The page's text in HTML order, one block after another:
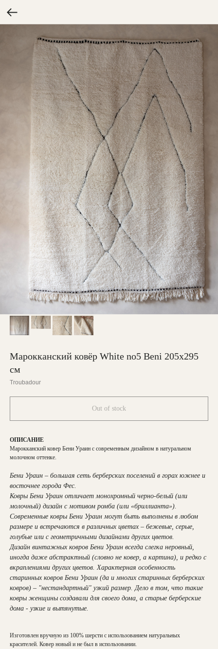
Марокканский ковёр White no5 Beni 205х295
см
Troubadour
Out of stock
ОПИСАНИЕ
Марокканский ковер Бени Ураин с современным дизайном в натуральном
молочном оттенке.
Бени Ураин – большая сеть берберских поселений в горах южнее и
восточнее города Фес.
Ковры Бени Ураин отличает монохромный черно-белый (или
молочный) дизайн с мотивом ромба (или «бриллианта»).
Современные ковры Бени Ураин могут быть выполнены в любом
размере и встречаются в различных цветах – бежевые, серые,
голубые или с геометричными дизайнами других цветов.
Дизайн винтажных ковров Бени Ураин всегда слегка неровный,
иногда даже абстрактный (словно не ковер, а картина), и редко с
вкраплениями других цветов. Характерная особенность
старинных ковров Бени Ураин (да и многих старинных берберских
ковров) – "нестандартный" узкий размер. Дело в том, что такие
ковры женщины создавали для своего дома, а старые берберские
дома - узкие и вытянутые.
Изготовлен вручную из 100% шерсти с использованием натуральных
красителей. Ковер новый и не был в использовании.